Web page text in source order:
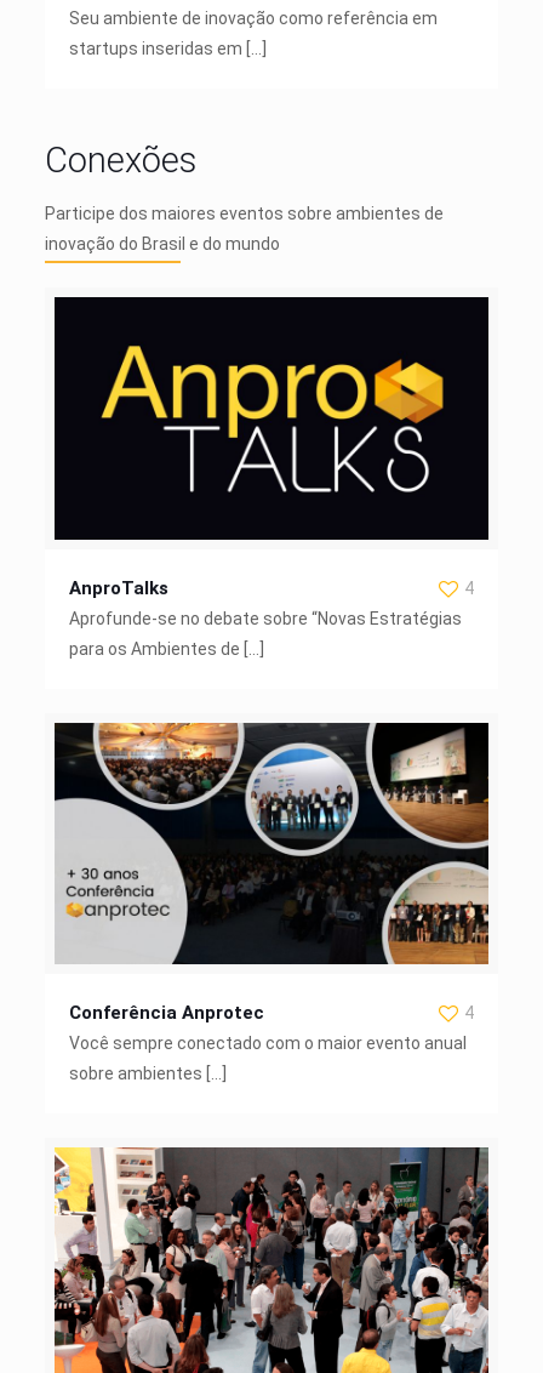
Seu ambiente de inovação como referência em
startups inseridas em
Conexões
Participe dos maiores eventos sobre ambientes de
inovação do Brasil e do mundo
AnproTalks
4
Aprofunde-se no debate sobre “Novas Estratégias
para os Ambientes de
Conferência Anprotec
4
Você sempre conectado com o maior evento anual
sobre ambientes […]